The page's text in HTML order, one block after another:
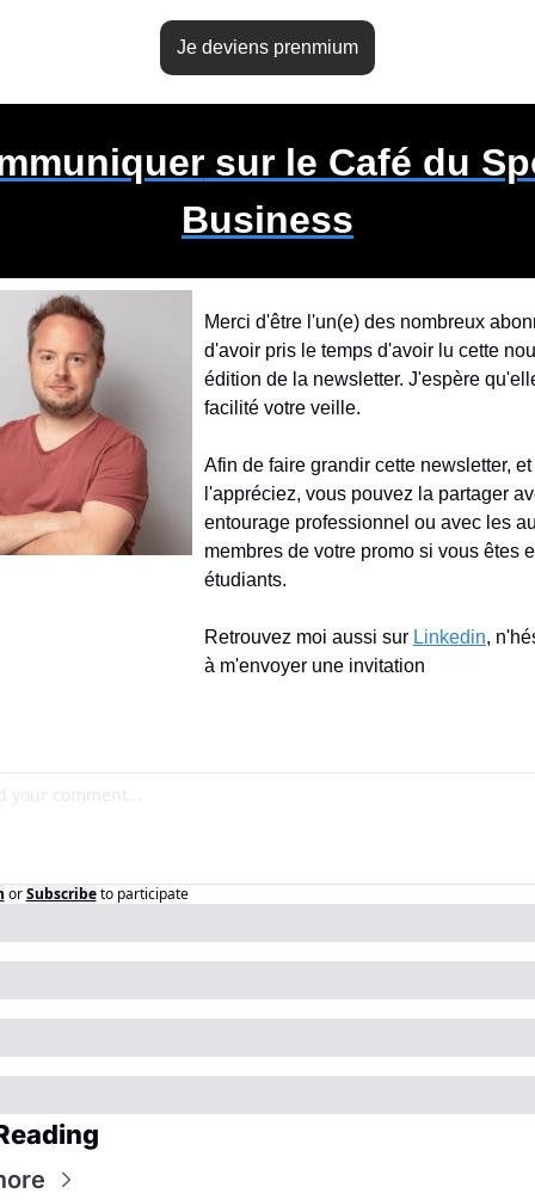
Je deviens prenmium
sur le Café du
Business
Merci d'être l'un(e) des nombreux
d'avoir pris le temps d'avoir lu cette
édition de la newsletter. J'espère
facilité votre veille.
Afin de faire grandir cette newsletter,
l'appréciez, vous pouvez la partager
entourage professionnel ou avec les
membres de votre promo si vous êtes
étudiants.
Retrouvez moi aussi sur Linkedin,
à m'envoyer une invitation
or Subscribe to participate